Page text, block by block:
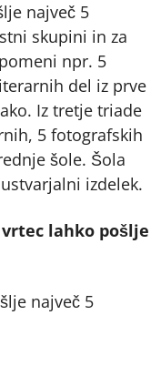
največ 5
skupini in za
npr. 5
del iz prve
Iz tretje triade
5 fotografskih
šole. Šola
izdelek.
lahko pošlje
največ 5